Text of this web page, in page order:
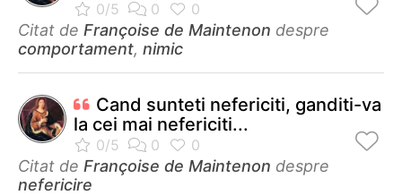
Citat de Françoise de Maintenon despre
comportament, nimic
Cand sunteti nefericiti, ganditi-va
la cei mai nefericiti...
Citat de Françoise de Maintenon despre
nefericire